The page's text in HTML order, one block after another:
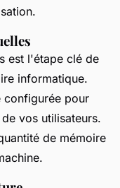
est l'étape clé de
informatique.
configurée pour
vos utilisateurs.
de mémoire